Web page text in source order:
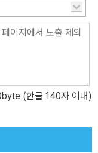
이 사건의 숨겨진 진실
는데…. <급행열
칼라일을 오가는 북서
의 그 누구도 범인이
려입은 두 남자는 자
다. 이들은 과연 누구
식당 종업원들을 위협
(한글 140자 이내)